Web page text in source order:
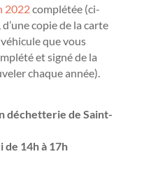
2022complétée (ci-
copie de la carte
que vous
et signé de la
chaque année).
déchetterie de Saint-
14h à 17h